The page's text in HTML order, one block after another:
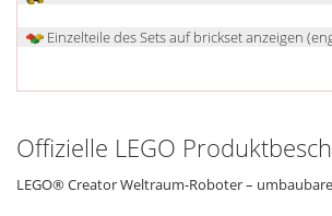
Einzelteile des Sets auf brickset anzeigen
Offizielle LEGO
LEGO® Creator Weltraum-Roboter –